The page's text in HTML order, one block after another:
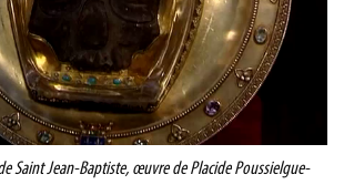
Saint Jean-Baptiste, œuvre de Placide Poussielgue-